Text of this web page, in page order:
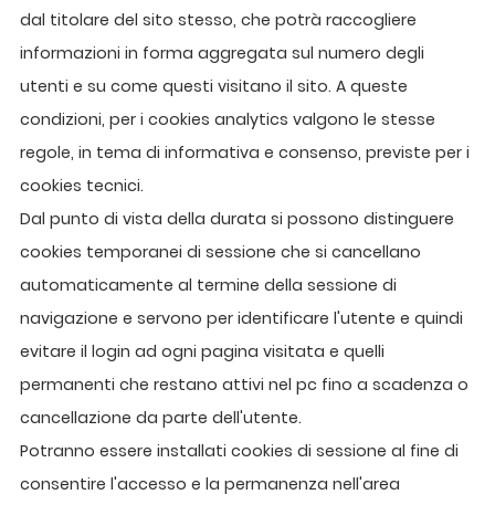
dal titolare del sito stesso, che potrà raccogliere
informazioni in forma aggregata sul numero degli
utenti e su come questi visitano il sito. A queste
condizioni, per i cookies analytics valgono le stesse
regole, in tema di informativa e consenso, previste per i
cookies tecnici.
Dal punto di vista della durata si possono distinguere
cookies temporanei di sessione che si cancellano
automaticamente al termine della sessione di
navigazione e servono per identificare l'utente e quindi
evitare il login ad ogni pagina visitata e quelli
permanenti che restano attivi nel pc fino a scadenza o
cancellazione da parte dell'utente.
Potranno essere installati cookies di sessione al fine di
consentire l'accesso e la permanenza nell'area